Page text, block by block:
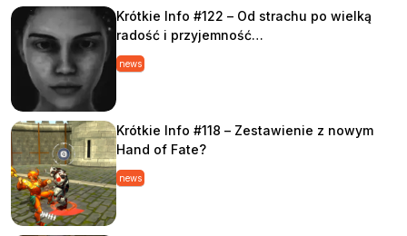
Krótkie Info #122 – Od strachu po wielką
radość i przyjemność…
news
Krótkie Info #118 – Zestawienie z nowym
Hand of Fate?
news